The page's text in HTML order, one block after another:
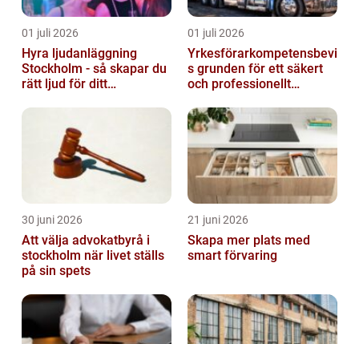
01 juli 2026
Hyra ljudanläggning
Stockholm - så skapar du
rätt ljud för ditt
01 juli 2026
Yrkesförarkompetensbevi
s grunden för ett säkert
och professionellt
30 juni 2026
Att välja advokatbyrå i
stockholm när livet ställs
på sin spets
21 juni 2026
Skapa mer plats med
smart förvaring